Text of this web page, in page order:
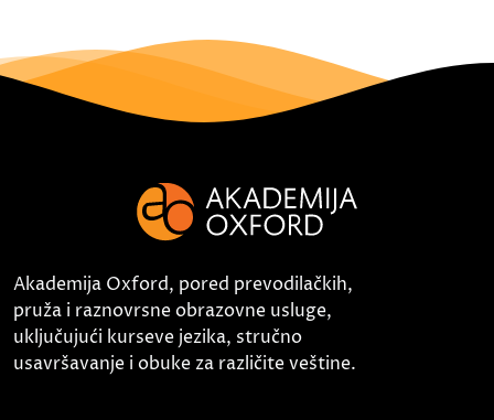
Akademija Oxford, pored prevodilačkih,
pruža i raznovrsne obrazovne usluge,
uključujući kurseve jezika, stručno
usavršavanje i obuke za različite veštine.